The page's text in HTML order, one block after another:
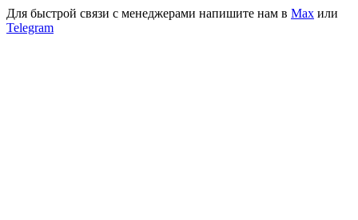
Для быстрой связи с менеджерами напишите нам в Мах или
Telegram